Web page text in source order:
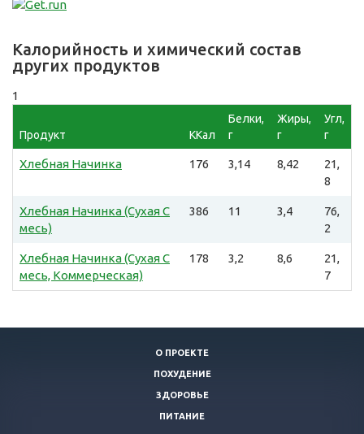
Калорийность и химический состав
других продуктов
1
Продукт ККал
Белки,
г
Жиры,
г
Угл,
г
Хлебная Начинка 176 3,14 8,42
21,
8
Хлебная Начинка (Сухая С
месь)
386 11 3,4
76,
2
Хлебная Начинка (Сухая С
месь, Коммерческая)
178 3,2 8,6
21,
7
О ПРОЕКТЕ
ПОХУДЕНИЕ
ЗДОРОВЬЕ
ПИТАНИЕ